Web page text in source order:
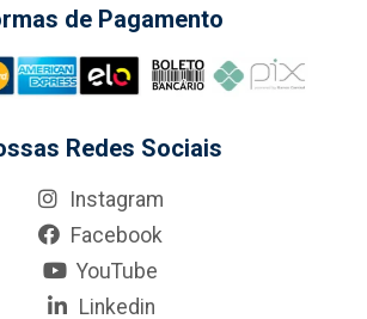
de Pagamento
Redes Sociais
Instagram
Facebook
YouTube
Linkedin